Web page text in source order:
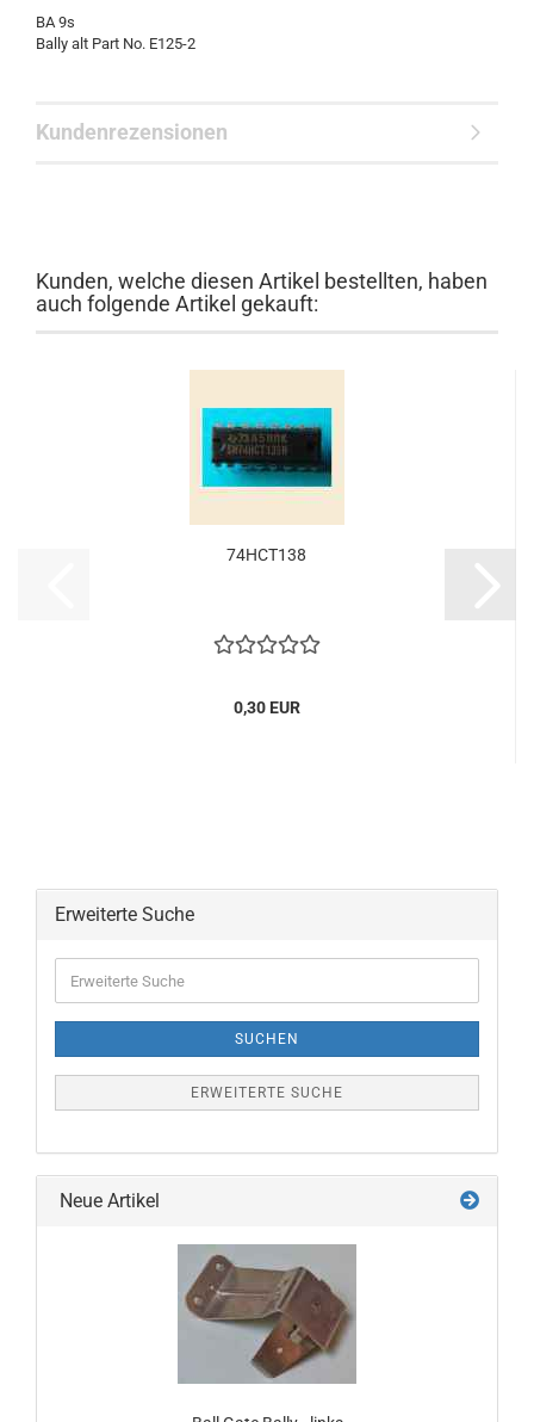
BA 9s
Bally alt Part No. E125-2
Kundenrezensionen
Kunden, welche diesen Artikel bestellten, haben
auch folgende Artikel gekauft:
74HCT138
0,30 EUR
Erweiterte Suche
Suche
SUCHEN
ERWEITERTE SUCHE
Neue Artikel